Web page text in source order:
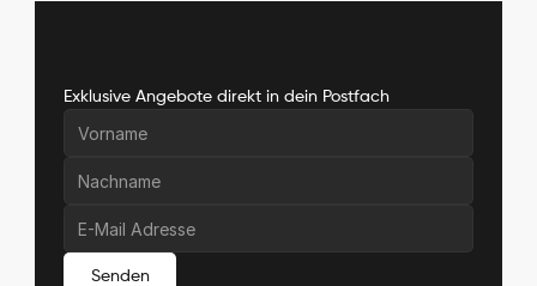
Exklusive Angebote direkt in dein Postfach
Senden